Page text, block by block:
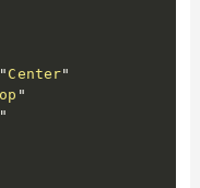
" Center"
"
"